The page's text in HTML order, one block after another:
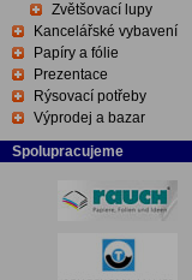
Zvětšovací lupy
Kancelářské vybavení
Papíry a fólie
Prezentace
Rýsovací potřeby
Výprodej a bazar
Spolupracujeme